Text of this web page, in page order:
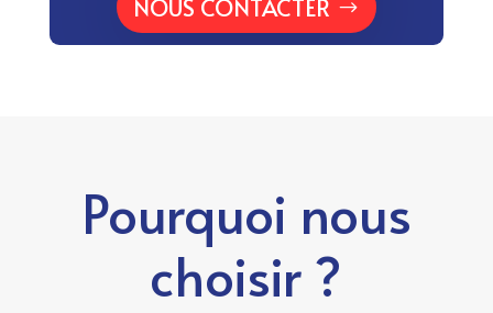
NOUS CONTACTER
Pourquoi nous
choisir ?